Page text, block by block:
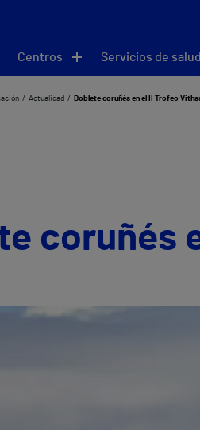
Centros Servicios de salud
Actualidad Doblete coruñés en el II Trofeo
coruñés